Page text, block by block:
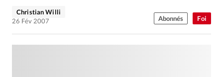
Foi
Christian Willi
26 Fév 2007
Abonnés